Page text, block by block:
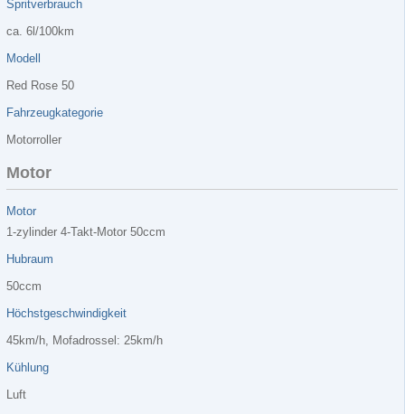
Spritverbrauch
ca. 6l/100km
Modell
Red Rose 50
Fahrzeugkategorie
Motorroller
Motor
Motor
1-zylinder 4-Takt-Motor 50ccm
Hubraum
50ccm
Höchstgeschwindigkeit
45km/h, Mofadrossel: 25km/h
Kühlung
Luft